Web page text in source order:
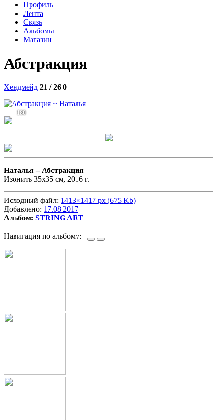
Профиль
Лента
Связь
Альбомы
Магазин
Абстракция
Хендмейд 21 / 26 0
180
Наталья – Абстракция
Изонить 35х35 см, 2016 г.
Исходный файл: 1413×1417 px (675 Kb)
Добавлено: 17.08.2017
Альбом: STRING ART
Навигация по альбому: